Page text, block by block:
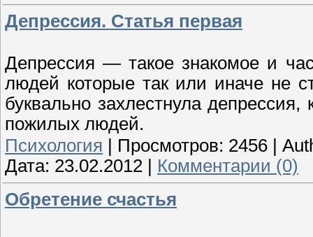
Депрессия. Статья первая
Депрессия — такое знакомое и
людей которые так или иначе не
буквально захлестнула
пожилых людей.
Психология
Просмотров: 2456
Дата: 23.02.2012
Комментарии (0)
Обретение счастья